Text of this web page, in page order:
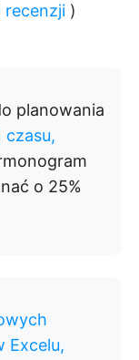
recenzji )
planowania
czasu,
o 25%
Excelu,